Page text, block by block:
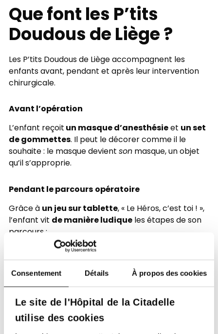
Consentement Détails À propos des cookies
Le site de l'Hôpital de la Citadelle
utilise des cookies
Que font les P’tits
Doudous de Liège ?
Les P’tits Doudous de Liège accompagnent les
enfants avant, pendant et après leur intervention
chirurgicale.
Avant l’opération
L’enfant reçoitun masque d’anesthésieet un set
de gommettes. Il peut le décorer comme il le
souhaite : le masque devientsonmasque, un objet
qu’il s’approprie.
Pendant le parcours opératoire
Grâce àun jeu sur tablette, « Le Héros, c’est toi ! »,
l’enfant vit de manière ludiqueles étapes de son
parcours :
repérer des dessins dans les couloirs
interagir avec son environnement
comprendre les étapes de l’opération
Au réveil
Un diplômeetun petit cadeau